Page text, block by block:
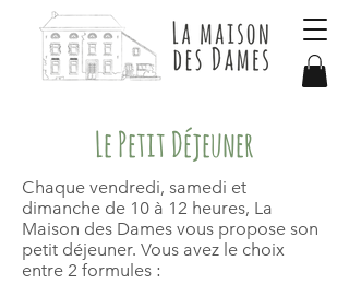
Le Petit Déjeuner
Chaque vendredi, samedi et
dimanche de 10 à 12 heures, La
Maison des Dames vous propose son
petit déjeuner. Vous avez le choix
entre 2 formules :